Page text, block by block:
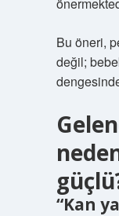
Bu öneri,
değil;
“Kan